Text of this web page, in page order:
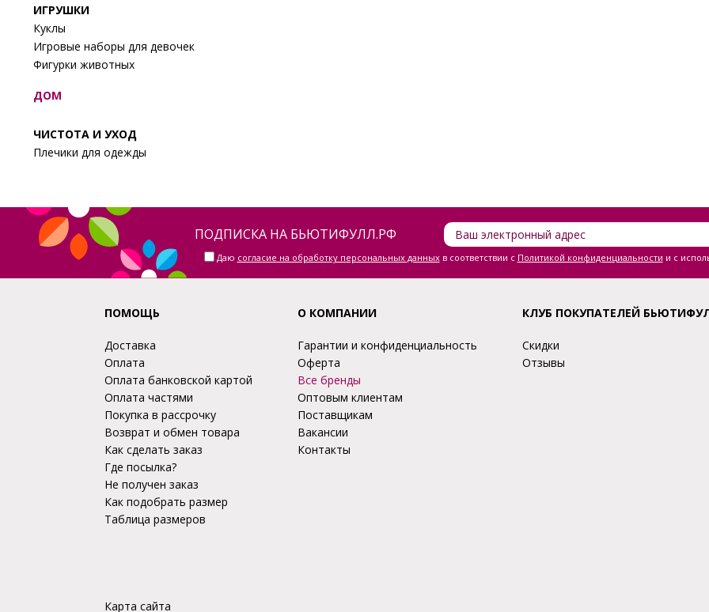
ИГРУШКИ
Куклы
Игровые наборы для девочек
Фигурки животных
ДОМ
ЧИСТОТА И УХОД
Плечики для одежды
ПОДПИСКА НА БЬЮТИФУЛЛ.РФ
Даю согласие на обработку персональных данныхв соответствии с Политикой конфиденциальности и с
ПОМОЩЬ
Доставка
Оплата
Оплата банковской картой
Оплата частями
Покупка в рассрочку
Возврат и обмен товара
Как сделать заказ
Где посылка?
Не получен заказ
Как подобрать размер
Таблица размеров
Карта сайта
О КОМПАНИИ
Гарантии и конфиденциальность
Оферта
Все бренды
Оптовым клиентам
Поставщикам
Вакансии
Контакты
КЛУБ ПОКУПАТЕЛЕЙ
Скидки
Отзывы